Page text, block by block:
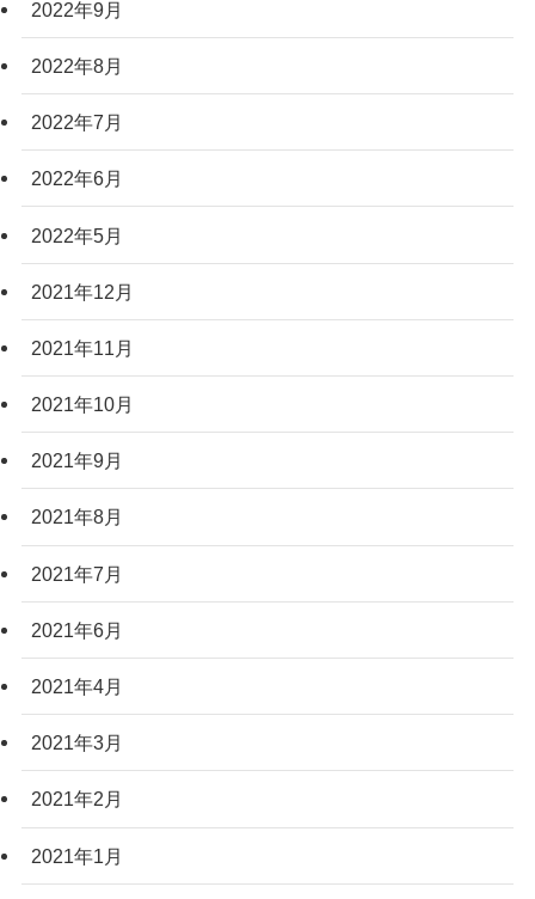
2022年9月
2022年8月
2022年7月
2022年6月
2022年5月
2021年12月
2021年11月
2021年10月
2021年9月
2021年8月
2021年7月
2021年6月
2021年4月
2021年3月
2021年2月
2021年1月